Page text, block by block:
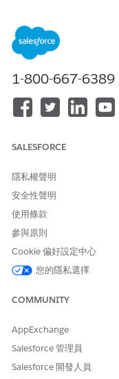
Omniscripts.
1-800-667-6389
SALESFORCE
隱私權聲明
安全性聲明
使用條款
參與原則
Cookie 偏好設定中心
您的隱私選擇
COMMUNITY
AppExchange
Salesforce 管理員
Salesforce 開發人員